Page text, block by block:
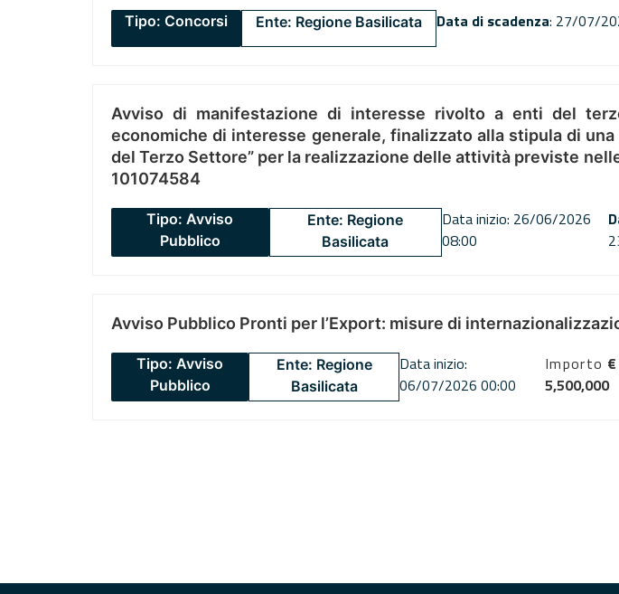
Tipo: Concorsi Ente: Regione Basilicata Data di scadenza: 27/07/
Avviso di manifestazione di interesse rivolto a enti del
economiche di interesse generale, finalizzato alla stipula di
del Terzo Settore” per la realizzazione delle attività previste
101074584
Tipo: Avviso
Pubblico
Ente: Regione
Basilicata
Data inizio: 26/06/2026
08:00
Avviso Pubblico Pronti per l’Export: misure di
Tipo: Avviso
Pubblico
Ente: Regione
Basilicata
Data inizio:
06/07/2026 00:00
Importo €
5,500,000